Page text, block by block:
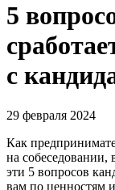
5
с
29 февраля 2024
Как
на собеседовании,
эти 5 вопросов
вам по ценностям